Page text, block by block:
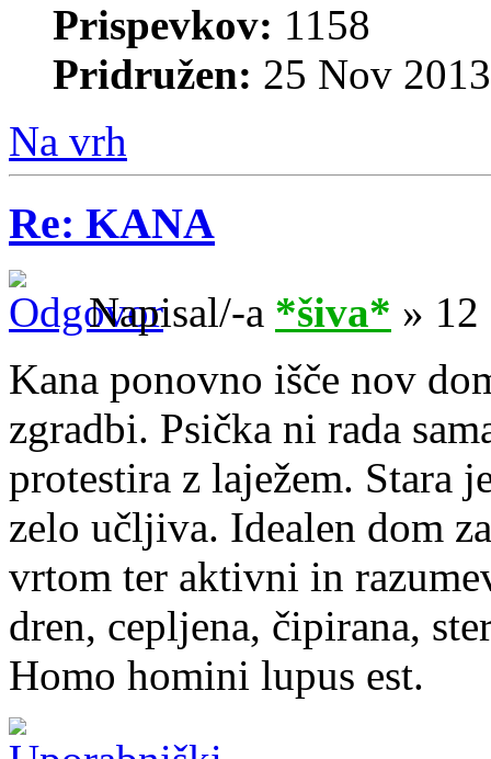
Prispevkov: 1158
Pridružen: 25 Nov
Na vrh
Re: KANA
Napisal/-a *šiva* »
Kana ponovno išče nov
zgradbi. Psička ni rada
protestira z laježem. Stara
zelo učljiva. Idealen dom
vrtom ter aktivni in
dren, cepljena, čipirana,
Homo homini lupus est.